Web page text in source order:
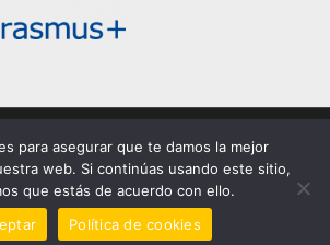
Escuela de Arte y Superior de
|Cookies |Aviso legal
para asegurar que te damos la mejor
web. Si continúas usando este sitio,
que estás de acuerdo con ello.
Política de cookies